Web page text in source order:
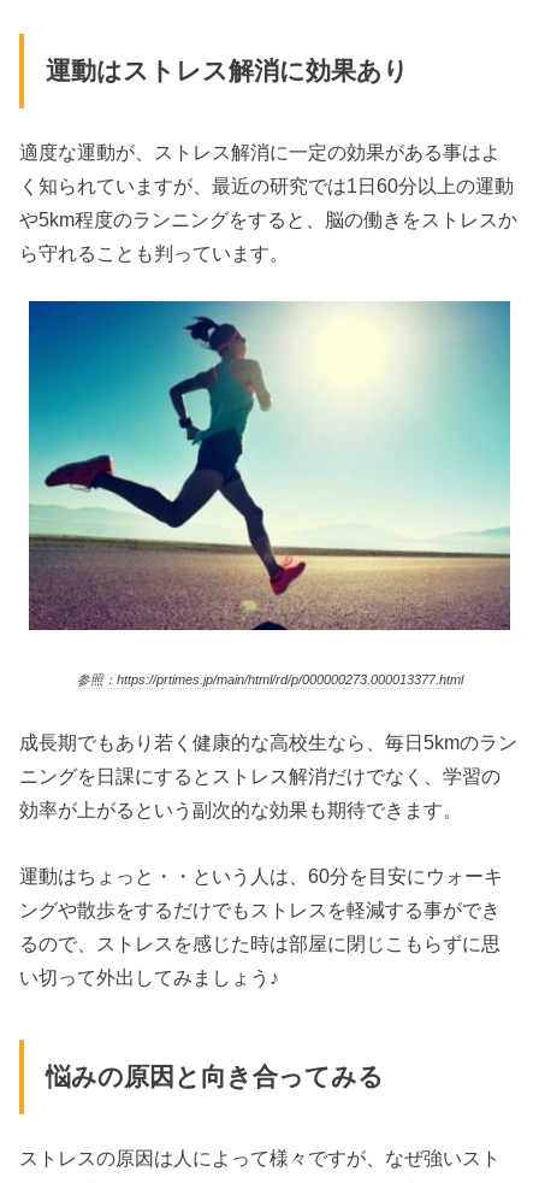
運動はストレス解消に効果あり
適度な運動が、ストレス解消に一定の効果がある事はよ
く知られていますが、最近の研究では1日60分以上の運動
や5km程度のランニングをすると、脳の働きをストレスか
ら守れることも判っています。
参照：https://prtimes.jp/main/html/rd/p/000000273.000013377.html
成長期でもあり若く健康的な高校生なら、毎日5kmのラン
ニングを日課にするとストレス解消だけでなく、学習の
効率が上がるという副次的な効果も期待できます。
運動はちょっと・・という人は、60分を目安にウォーキ
ングや散歩をするだけでもストレスを軽減する事ができ
るので、ストレスを感じた時は部屋に閉じこもらずに思
い切って外出してみましょう♪
悩みの原因と向き合ってみる
ストレスの原因は人によって様々ですが、なぜ強いスト